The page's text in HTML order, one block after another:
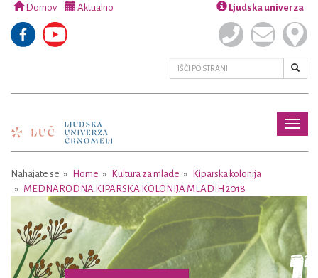
Domov Aktualno Ljudska univerza
Nahajate se Home Kultura za mlade
Kiparska kolonija
MEDNARODNA KIPARSKA KOLONIJA MLADIH 2018
Previous Next